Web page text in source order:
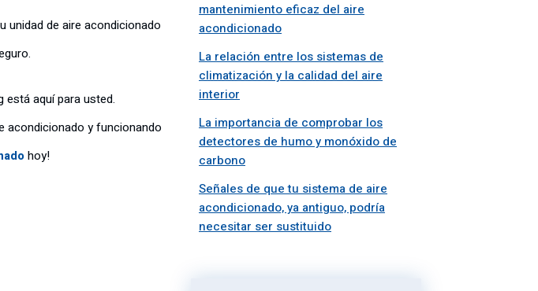
unidad de aire acondicionado
está aquí para usted.
acondicionado y funcionando
hoy!
mantenimiento eficaz del aire
acondicionado
La relación entre los sistemas de
climatización y la calidad del aire
interior
La importancia de comprobar los
detectores de humo y monóxido de
carbono
Señales de que tu sistema de aire
acondicionado, ya antiguo, podría
necesitar ser sustituido